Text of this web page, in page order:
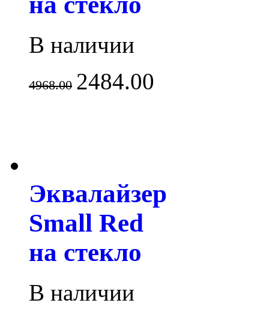
В наличии
4968.00 2484.00
Эквалайзер
Small Red
на стекло
В наличии